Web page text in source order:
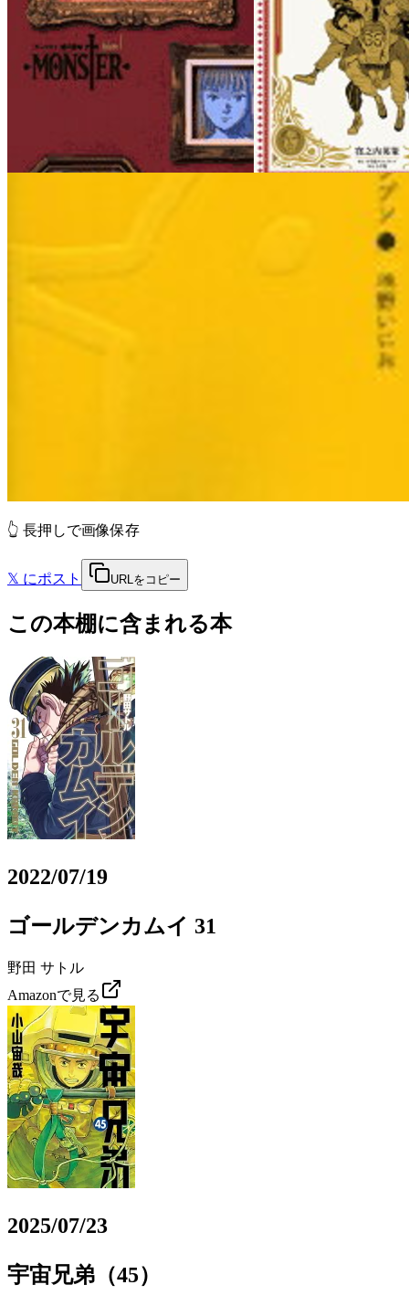
👆 長押しで画像保存
𝕏 にポスト URLをコピー
この本棚に含まれる本
2022/07/19
ゴールデンカムイ 31
野田 サトル
Amazonで見る
2025/07/23
宇宙兄弟（45）